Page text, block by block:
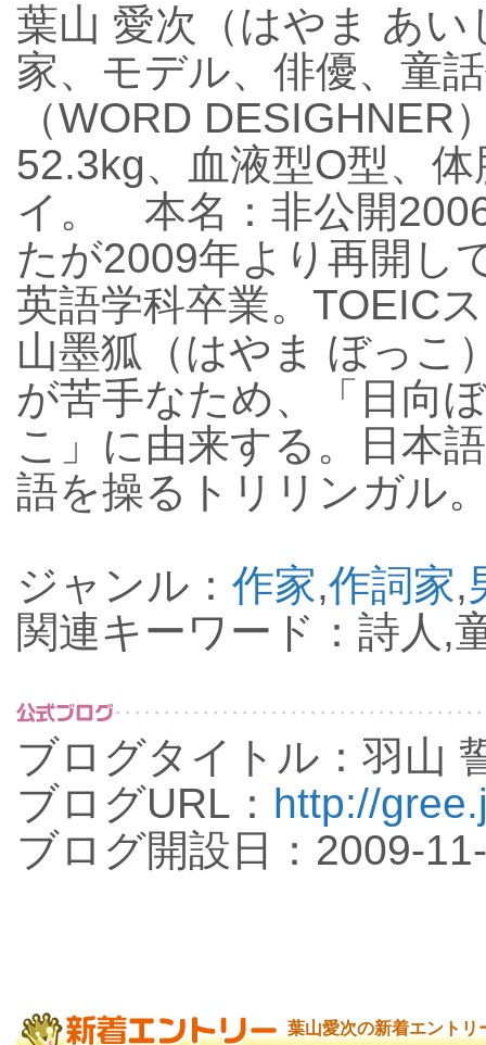
葉山 愛次（はやま あ
家、モデル、俳優、童
（WORD
52.3kg、血液型O型、
イ。 本名：非公開
たが2009年より再開し
英語学科卒業。TOEIC
山墨狐（はやま ぼっこ
が苦手なため、「日向
こ」に由来する。日本
語を操るトリリンガル
ジャンル： 作家,作詞家,
関連キーワード：詩人,
ブログタイトル：羽山
ブログURL： http://
ブログ開設日：2009-
葉山愛次の新着エントリ